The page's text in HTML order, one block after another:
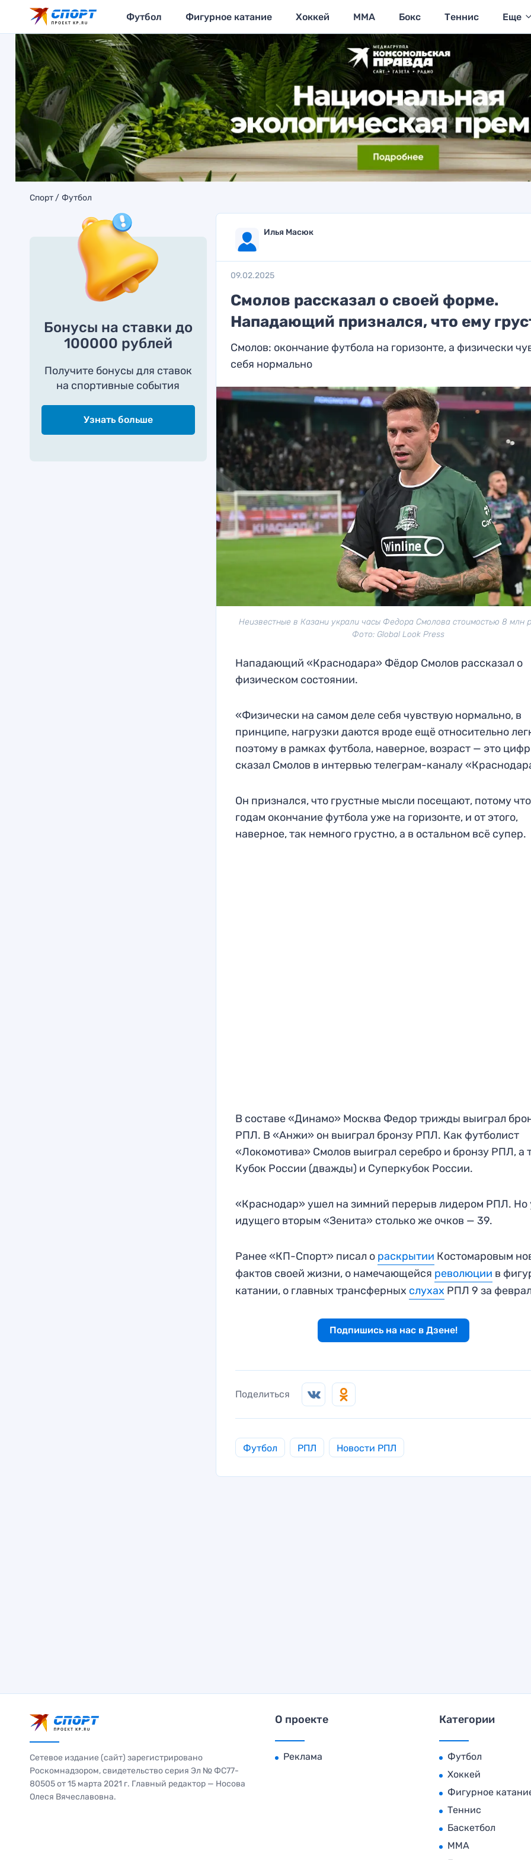
Футбол Фигурное катание Хоккей MMA Бокс Теннис Еще
Спорт Футбол
Бонусы на ставки до
100000 рублей
Получите бонусы для ставок
на спортивные события
Узнать больше
Илья Масюк
09.02.2025
Смолов рассказал о своей форме.
Нападающий признался, что ему
Смолов: окончание футбола на горизонте, а физически
себя нормально
Неизвестные в Казани украли часы Федора Смолова стоимостью 8 млн
Фото: Global Look Press
Нападающий «Краснодара» Фёдор Смолов рассказал о
физическом состоянии.
«Физически на самом деле себя чувствую нормально, в
принципе, нагрузки даются вроде ещё относительно
поэтому в рамках футбола, наверное, возраст — это
сказал Смолов в интервью телеграм-каналу
Он признался, что грустные мысли посещают, потому
годам окончание футбола уже на горизонте, и от этого,
наверное, так немного грустно, а в остальном всё супер.
В составе «Динамо» Москва Федор трижды выиграл
РПЛ. В «Анжи» он выиграл бронзу РПЛ. Как футболист
«Локомотива» Смолов выиграл серебро и бронзу РПЛ, а
Кубок России (дважды) и Суперкубок России.
«Краснодар» ушел на зимний перерыв лидером РПЛ. Но
идущего вторым «Зенита» столько же очков — 39.
Ранее «КП-Спорт» писал о раскрытии Костомаровым
фактов своей жизни, о намечающейся революции в
катании, о главных трансферных слухах РПЛ 9 за
Подпишись на нас в Дзене!
Поделиться
Футбол РПЛ Новости РПЛ
Сетевое издание (сайт) зарегистрировано
Роскомнадзором, свидетельство серия Эл № ФС77-
80505 от 15 марта 2021 г. Главный редактор — Носова
Олеся Вячеславовна.
О проекте
Реклама
Категории
Футбол
Хоккей
Фигурное
Теннис
Баскетбол
MMA